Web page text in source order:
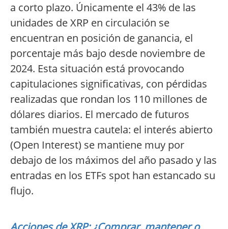
a corto plazo. Únicamente el 43% de las
unidades de XRP en circulación se
encuentran en posición de ganancia, el
porcentaje más bajo desde noviembre de
2024. Esta situación está provocando
capitulaciones significativas, con pérdidas
realizadas que rondan los 110 millones de
dólares diarios. El mercado de futuros
también muestra cautela: el interés abierto
(Open Interest) se mantiene muy por
debajo de los máximos del año pasado y las
entradas en los ETFs spot han estancado su
flujo.